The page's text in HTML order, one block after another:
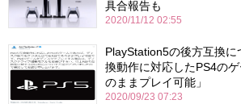
具合報告も
2020/11/12 02:55
PlayStation5の後方互換
換動作に対応したPS4の
のままプレイ可能」
2020/09/23 07:23